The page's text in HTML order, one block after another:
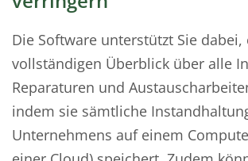
Die Software unterstützt Sie dabei,
vollständigen Überblick über alle
Reparaturen und
indem sie sämtliche
Unternehmens auf einem